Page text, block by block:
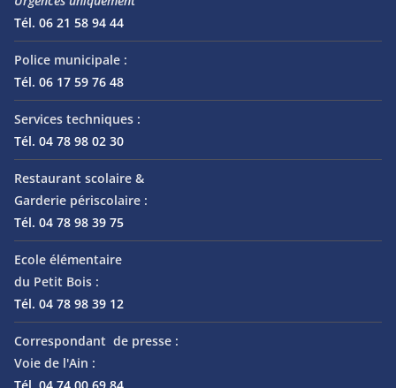
Tél. 06 21 58 94 44
Police municipale :
Tél. 06 17 59 76 48
Services techniques :
Tél. 04 78 98 02 30
Restaurant scolaire &
Garderie périscolaire :
Tél. 04 78 98 39 75
Ecole élémentaire
du Petit Bois :
Tél. 04 78 98 39 12
Correspondant de presse :
Voie de l'Ain :